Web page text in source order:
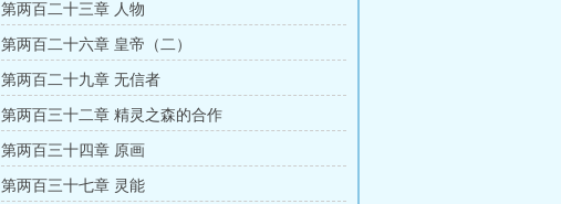
第两百二十三章 人物
第两百二十六章 皇帝（二）
第两百二十九章 无信者
第两百三十二章 精灵之森的合作
第两百三十四章 原画
第两百三十七章 灵能